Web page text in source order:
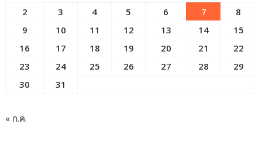
2
3 4 5 6 7
8
9
10 11 12 13 14
15
16
17 18 19 20 21
22
23
24 25 26 27 28
29
30
31
« ก.ค.